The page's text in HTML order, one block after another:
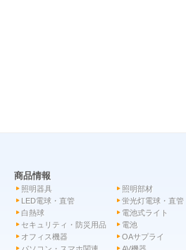
商品情報
照明器具
照明部材
LED電球・直管
蛍光灯電球・直管
白熱球
電池式ライト
セキュリティ・防災用品
電池
オフィス機器
OAサプライ